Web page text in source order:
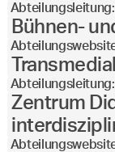
Abteilungsleitung:
Bühnen-
Zentrum